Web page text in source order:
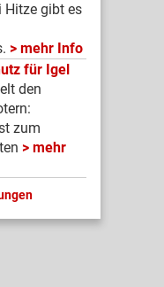
Hitze gibt es
mehr Info
für Igel
den
zum
mehr